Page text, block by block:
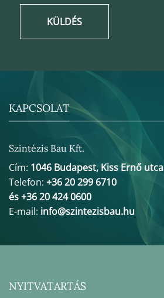
KÜLDÉS
KAPCSOLAT
Szintézis Bau Kft.
Cím: 1046 Budapest, Kiss Ernő
Telefon: +36 20 299 6710
és +36 20 424 0600
E-mail: info@szintezisbau.hu
NYITVATARTÁS